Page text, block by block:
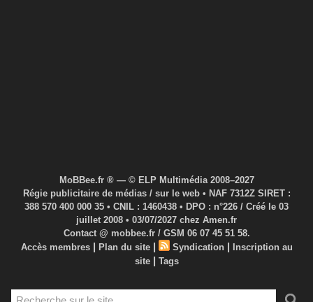
MoBBee.fr ® — © ELP Multimédia 2008–2027
Régie publicitaire de médias / sur le web • NAF 7312Z SIRET :
388 570 400 000 35 • CNIL : 1460438 • DPO : n°226 / Créé le 03
juillet 2008 • 03/07/2027 chez Amen.fr
Contact @ mobbee.fr / GSM 06 07 45 51 58.
Accès membres | Plan du site | Syndication |
Inscription au
site | Tags